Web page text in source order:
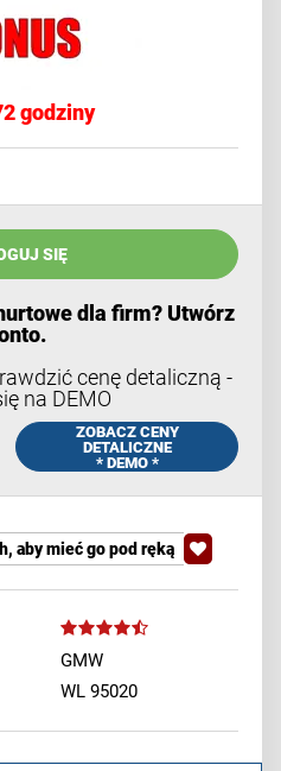
godziny
SIĘ
dla firm? Utwórz
cenę detaliczną -
na DEMO
ZOBACZ CENY
DETALICZNE
* DEMO *
aby mieć go pod ręką
GMW
WL 95020